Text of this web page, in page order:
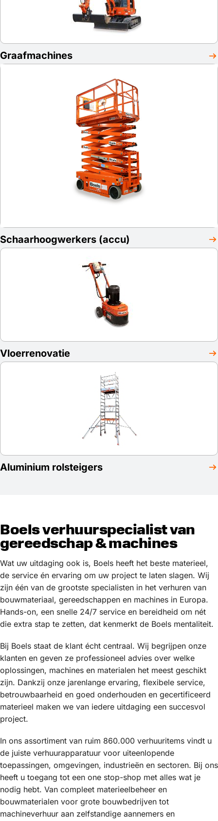
Graafmachines
Schaarhoogwerkers (accu)
Vloerrenovatie
Aluminium rolsteigers
Boels verhuurspecialist van
gereedschap & machines
Wat uw uitdaging ook is, Boels heeft het beste materieel,
de service én ervaring om uw project te laten slagen. Wij
zijn één van de grootste specialisten in het verhuren van
bouwmateriaal, gereedschappen en machines in Europa.
Hands-on, een snelle 24/7 service en bereidheid om nét
die extra stap te zetten, dat kenmerkt de Boels mentaliteit.
Bij Boels staat de klant écht centraal. Wij begrijpen onze
klanten en geven ze professioneel advies over welke
oplossingen, machines en materialen het meest geschikt
zijn. Dankzij onze jarenlange ervaring, flexibele service,
betrouwbaarheid en goed onderhouden en gecertificeerd
materieel maken we van iedere uitdaging een succesvol
project.
In ons assortiment van ruim 860.000 verhuuritems vindt u
de juiste verhuurapparatuur voor uiteenlopende
toepassingen, omgevingen, industrieën en sectoren. Bij ons
heeft u toegang tot een one stop-shop met alles wat je
nodig hebt. Van compleet materieelbeheer en
bouwmaterialen voor grote bouwbedrijven tot
machineverhuur aan zelfstandige aannemers en